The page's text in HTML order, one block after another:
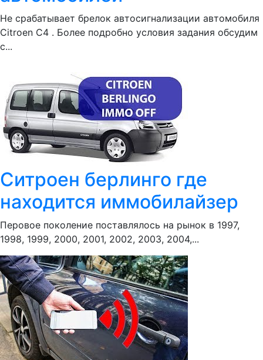
Не срабатывает брелок автосигнализации автомобиля
Citroen C4 . Более подробно условия задания обсудим
с...
Ситроен берлинго где
находится иммобилайзер
Перовое поколение поставлялось на рынок в 1997,
1998, 1999, 2000, 2001, 2002, 2003, 2004,...